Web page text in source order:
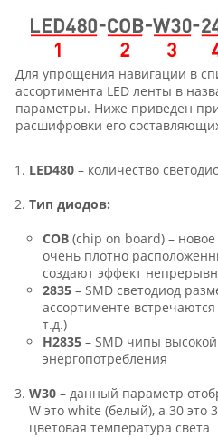
Для упрощения навигации в
ассортимента LED ленты в
параметры. Ниже приведен
расшифровки его
LED480 – количество
Тип диодов:
COB (chip on board) –
очень плотно
создают эффект
2835 – SMD светодиод
ассортименте
т.д.)
H2835 – SMD чипы
энергопотребления
W30 – данный параметр
W это white (белый), а 30 это
цветовая температура света